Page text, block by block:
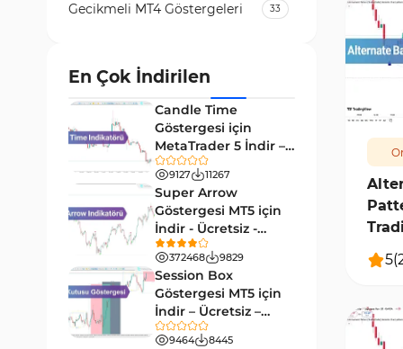
5(
Gecikmeli MT4 Göstergeleri 33
Kripto MT4 Göstergeleri
Vadeli İşlem Piyasası MT4
Göstergeleri
Emtia Piyasası MT4
Göstergeleri
MetaTrader 4 için Volume
Profile Göstergeleri
2
KillZones MT4 Göstergeleri
Elliott Dalga Teorisi MT4
Göstergeleri
9
Giriş ve Çıkış MT4 Göstergeleri
En Çok İndirilen
Candle Time
Göstergesi için
MetaTrader 5 İndir –
[TradingFinder]
9127 11267
Super Arrow
Göstergesi MT5 için
İndir - Ücretsiz -
[Trading Finder]
372468 9829
Session Box
Göstergesi MT5 için
İndir – Ücretsiz –
TradingFinder
9464 8445